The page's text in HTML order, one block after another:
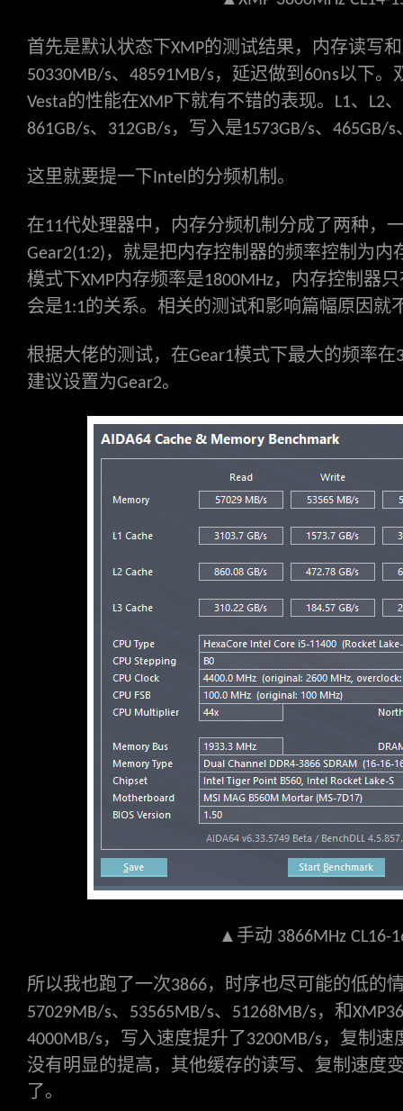
首先是默认状态下XMP的测试结果，内存读写
50330MB/s、 48591MB/s ，延迟做到 60ns以下。
Vesta的性能在XMP下就有不错的表现。 L1、 L2、
861GB/s、 312GB/s ，写入是1573GB/s、 465GB/s
这里就要提一下Intel的分频机制。
在11代处理器中，内存分频机制分成了两种，
Gear2(1:2) ，就是把内存控制器的频率控制为
模式下XMP内存频率是1800MHz，内存控制器
会是1:1的关系。相关的测试和影响篇幅原因就
根据大佬的测试，在Gear1模式下最大的频率在
建议设置为Gear2。
▲手动 3866MHz CL16-
所以我也跑了一次3866，时序也尽可能的低的
57029MB/s、 53565MB/s、 51268MB/s ，和
4000MB/s ，写入速度提升了3200MB/s ，复制速
没有明显的提高，其他缓存的读写、复制速度
了。